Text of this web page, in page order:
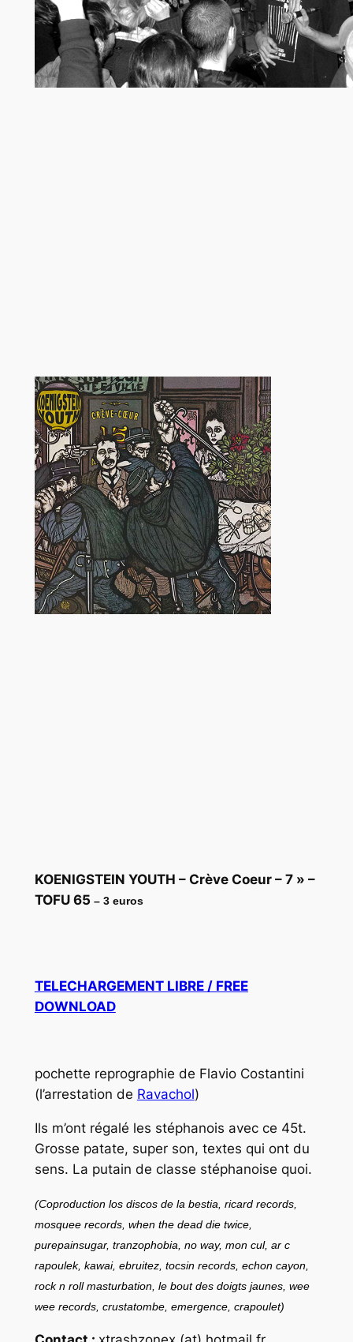
KOENIGSTEIN YOUTH – Crève Coeur – 7 » –
TOFU 65 – 3 euros
TELECHARGEMENT LIBRE / FREE
DOWNLOAD
pochette reprographie de Flavio Costantini
(l’arrestation de Ravachol)
Ils m’ont régalé les stéphanois avec ce 45t.
Grosse patate, super son, textes qui ont du
sens. La putain de classe stéphanoise quoi.
(Coproduction los discos de la bestia, ricard records,
mosquee records, when the dead die twice,
purepainsugar, tranzophobia, no way, mon cul, ar c
rapoulek, kawai, ebruitez, tocsin records, echon cayon,
rock n roll masturbation, le bout des doigts jaunes, wee
wee records, crustatombe, emergence, crapoulet)